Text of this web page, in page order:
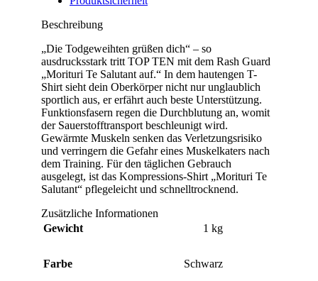
Beschreibung
„Die Todgeweihten grüßen dich“ – so
ausdrucksstark tritt TOP TEN mit dem Rash Guard
„Morituri Te Salutant auf.“ In dem hautengen T-
Shirt sieht dein Oberkörper nicht nur unglaublich
sportlich aus, er erfährt auch beste Unterstützung.
Funktionsfasern regen die Durchblutung an, womit
der Sauerstofftransport beschleunigt wird.
Gewärmte Muskeln senken das Verletzungsrisiko
und verringern die Gefahr eines Muskelkaters nach
dem Training. Für den täglichen Gebrauch
ausgelegt, ist das Kompressions-Shirt „Morituri Te
Salutant“ pflegeleicht und schnelltrocknend.
Zusätzliche Informationen
Gewicht
1 kg
Farbe Schwarz